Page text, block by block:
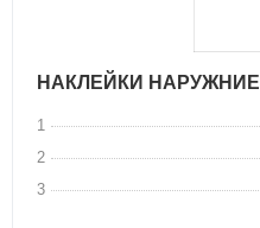
НАКЛЕЙКИ НАРУЖНИЕ
1
2
3